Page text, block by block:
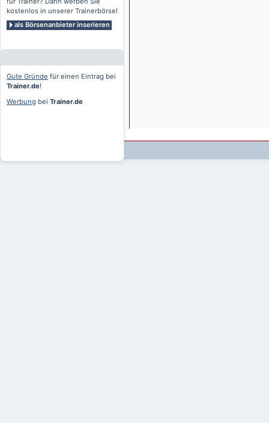
kostenlos in unserer Trainerbörse!
als Börsenanbieter inserieren
Gute Gründe für einen Eintrag bei
Trainer.de!
Werbung bei Trainer.de